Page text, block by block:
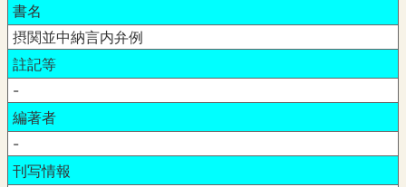
書名
摂関並中納言内弁例
註記等
-
編著者
-
刊写情報